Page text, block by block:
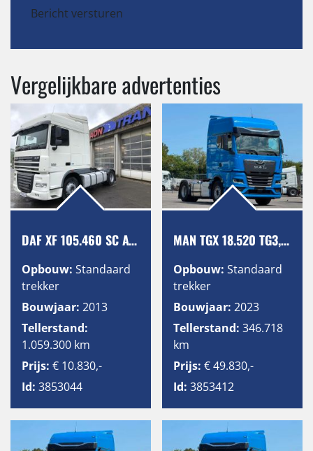
Bericht versturen
Vergelijkbare advertenties
DAF XF 105.460 SC ATe, Intarder, 2 Tanks
Opbouw: Standaard
trekker
Bouwjaar: 2013
Tellerstand:
1.059.300 km
Prijs: € 10.830,-
Id: 3853044
MAN TGX 18.520 TG3, GX, Retarder, 2 Tanks
Opbouw: Standaard
trekker
Bouwjaar: 2023
Tellerstand: 346.718
km
Prijs: € 49.830,-
Id: 3853412